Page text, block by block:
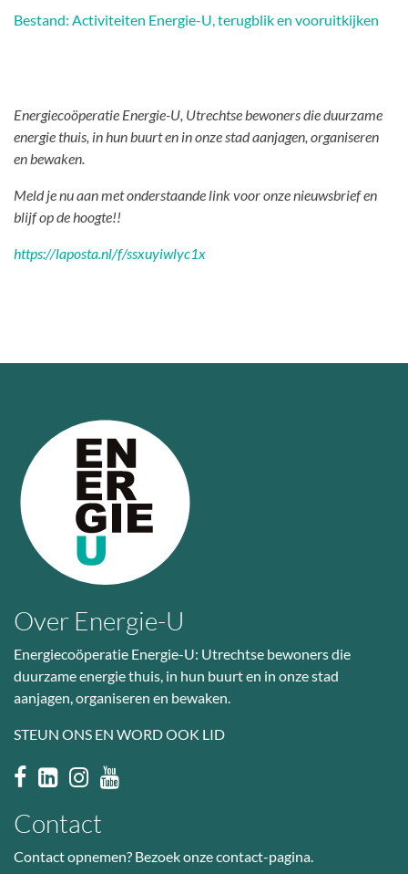
Bestand: Activiteiten Energie-U, terugblik en vooruitkijken
Energiecoöperatie Energie-U, Utrechtse bewoners die duurzame
energie thuis, in hun buurt en in onze stad aanjagen, organiseren
en bewaken.
Meld je nu aan met onderstaande link voor onze nieuwsbrief en
blijf op de hoogte!!
https://laposta.nl/f/ssxuyiwlyc1x
Over Energie-U
Energiecoöperatie Energie-U: Utrechtse bewoners die
duurzame energie thuis, in hun buurt en in onze stad
aanjagen, organiseren en bewaken.
STEUN ONS EN WORD OOK LID
Contact
Contact opnemen? Bezoekonze contact-pagina.